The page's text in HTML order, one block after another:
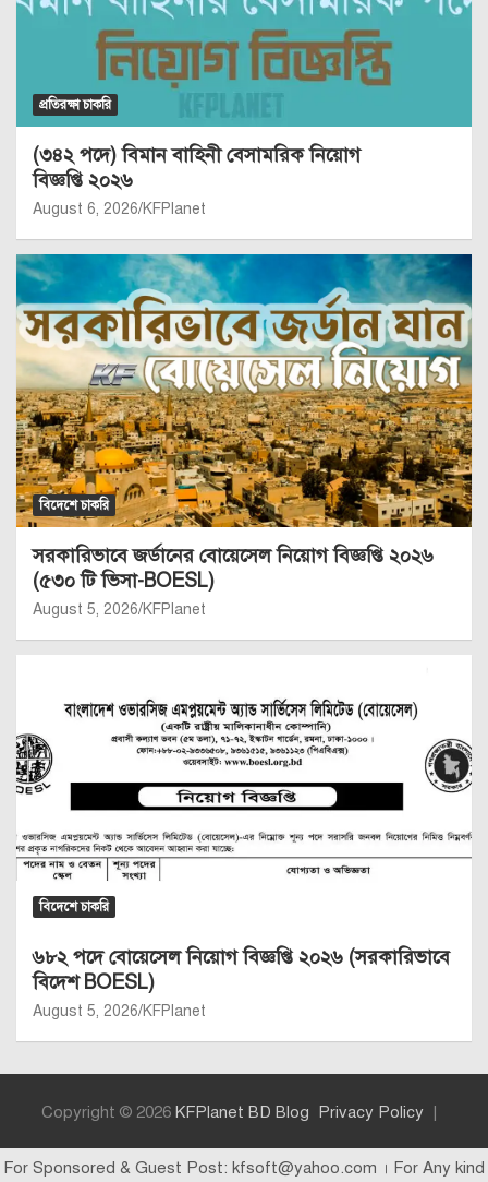
প্রতিরক্ষা চাকরি
(৩৪২ পদে) বিমান বাহিনী বেসামরিক নিয়োগ
বিজ্ঞপ্তি ২০২৬
August 6, 2026 KFPlanet
বিদেশে চাকরি
সরকারিভাবে জর্ডানের বোয়েসেল নিয়োগ বিজ্ঞপ্তি ২০২৬
(৫৩০ টি ভিসা-BOESL)
August 5, 2026 KFPlanet
বিদেশে চাকরি
৬৮২ পদে বোয়েসেল নিয়োগ বিজ্ঞপ্তি ২০২৬ (সরকারিভাবে
বিদেশ BOESL)
August 5, 2026 KFPlanet
Copyright © 2026 KFPlanet BD Blog Privacy Policy
For Sponsored & Guest Post: kfsoft@yahoo.com । For Any kind